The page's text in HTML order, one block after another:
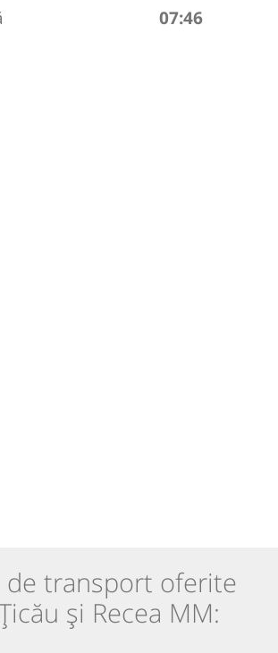
07:46
de transport oferite
și Recea MM: